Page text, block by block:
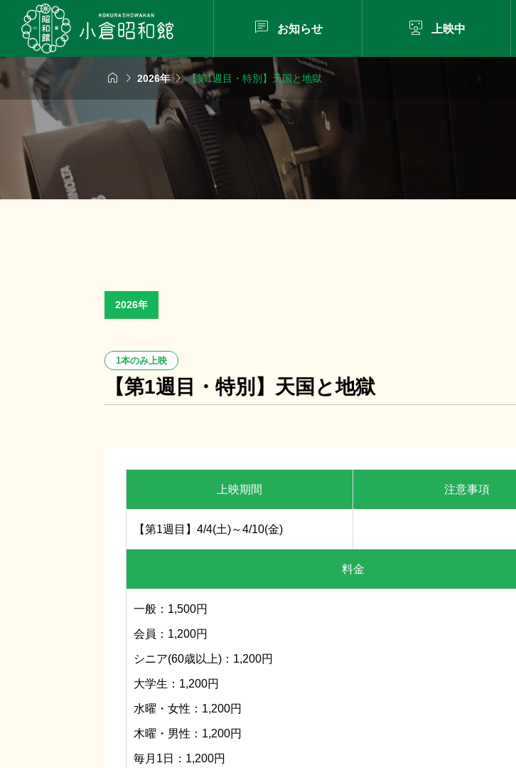
 お知らせ  上映中
  2026年【第1週目・特別】天国と地獄
2026年
1本のみ上映
【第1週目・特別】天国と地獄
上映期間 注意事項
【第1週目】4/4(土)～4/10(金)
料金
一般：1,500円
会員：1,200円
シニア(60歳以上)：1,200円
大学生：1,200円
水曜・女性：1,200円
木曜・男性：1,200円
毎月1日：1,200円
父と暮せば